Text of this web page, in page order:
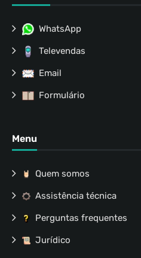
WhatsApp
Televendas
Email
Formulário
Menu
Quem somos
Assistência técnica
Perguntas frequentes
Jurídico